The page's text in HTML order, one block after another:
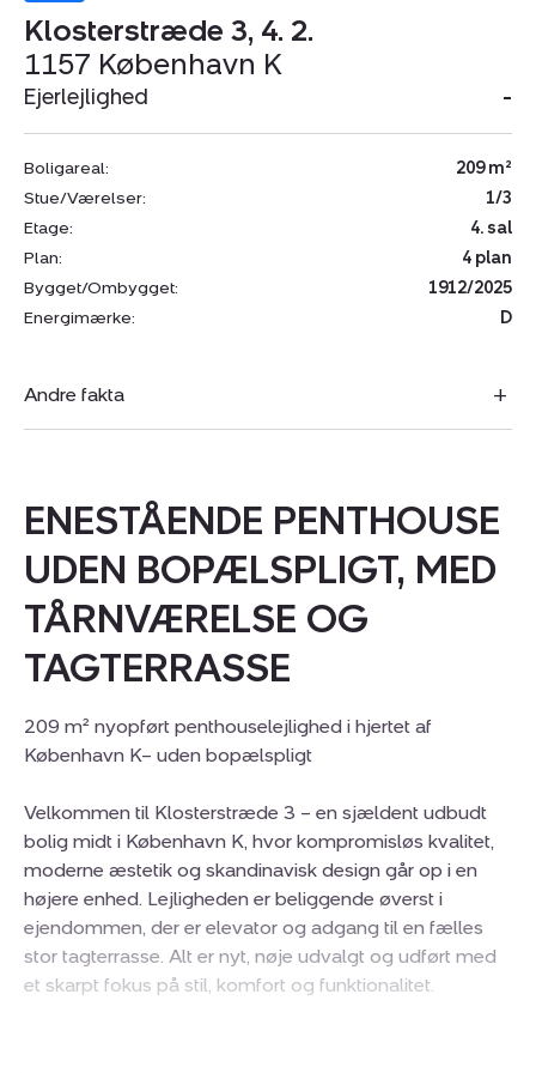
Klosterstræde 3, 4. 2.
1157 København K
Ejerlejlighed -
Boligareal:
209 m²
Stue/Værelser:
1/3
Etage:
4. sal
Plan:
4 plan
Bygget/Ombygget:
1912/2025
Energimærke:
D
Andre fakta
ENESTÅENDE PENTHOUSE
UDEN BOPÆLSPLIGT, MED
TÅRNVÆRELSE OG
TAGTERRASSE
209 m² nyopført penthouselejlighed i hjertet af
København K– uden bopælspligt
Velkommen til Klosterstræde 3 – en sjældent udbudt
bolig midt i København K, hvor kompromisløs kvalitet,
moderne æstetik og skandinavisk design går op i en
højere enhed. Lejligheden er beliggende øverst i
ejendommen, der er elevator og adgang til en fælles
stor tagterrasse. Alt er nyt, nøje udvalgt og udført med
et skarpt fokus på stil, komfort og funktionalitet.